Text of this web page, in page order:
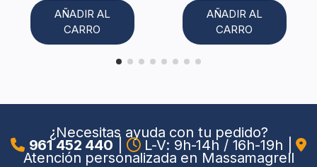
AÑADIR AL
CARRO
AÑADIR AL
CARRO
¿Necesitas ayuda con tu pedido?
961 452 440 L-V: 9h-14h / 16h-19h
Atención personalizada en Massamagrell